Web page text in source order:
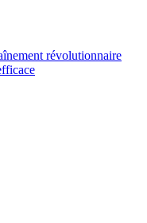
révolutionnaire